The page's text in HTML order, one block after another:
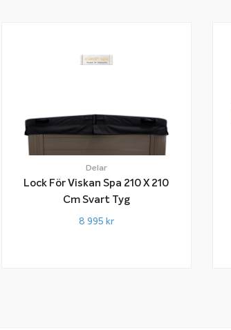
Delar
Lock För Viskan Spa 210 X 210
Cm Svart Tyg
8 995 kr